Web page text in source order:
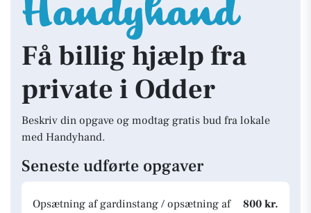
Få billig hjælp fra
private i Odder
Beskriv din opgave og modtag gratis bud fra lokale
med Handyhand.
Seneste udførte opgaver
Opsætning af gardinstang / opsætning af
800 kr.